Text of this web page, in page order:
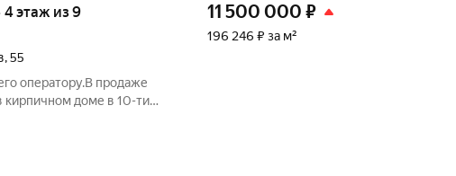
4 этаж из 9
,55
оператору.В продаже
кирпичном доме в 10-ти
11 500 000 ₽
196 246 ₽ за м²